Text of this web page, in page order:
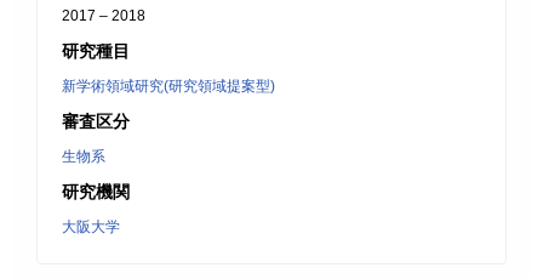
2017 – 2018
研究種目
新学術領域研究(研究領域提案型)
審査区分
生物系
研究機関
大阪大学